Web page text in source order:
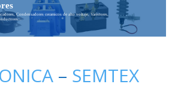
Condensadores ceramicos de alto voltaje, Varistores,
– SEMTEX